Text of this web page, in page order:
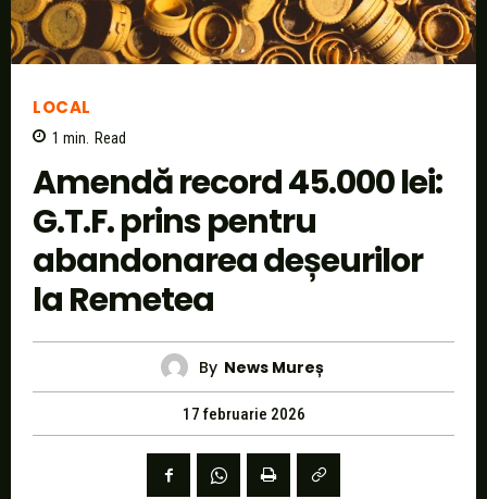
LOCAL
1 min. Read
Amendă record 45.000 lei:
G.T.F. prins pentru
abandonarea deșeurilor
la Remetea
By News Mureș
17 februarie 2026